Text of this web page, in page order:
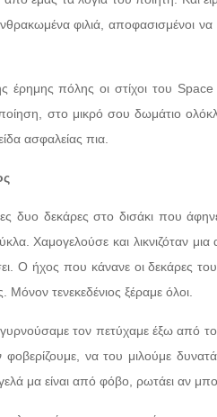
φιλιά, αποφασισμένοι
έρημης πόλης οι στίχοι του
στο μικρό σου δωμάτιο
ασφαλείας πια.
δυο δεκάρες στο δισάκι που
Χαμογελούσε και λικνιζόταν
Ο ήχος που κάνανε οι δεκάρες
Μόνον τενεκεδένιος ξέραμε όλοι.
τον πετύχαμε έξω από
φοβερίζουμε, να του μιλούμε
μα είναι από φόβο, ρωτάει αν